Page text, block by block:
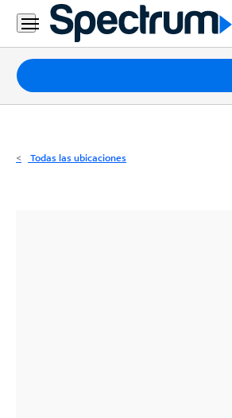
Residencial
Business
Paquetes
Internet
Todas las ubicaciones